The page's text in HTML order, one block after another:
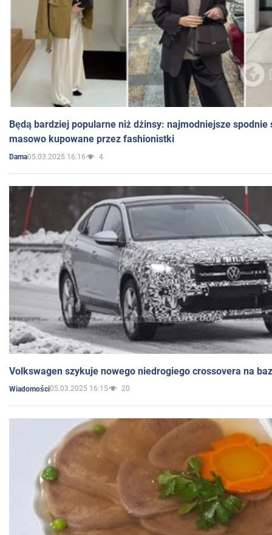
Będą bardziej popularne niż dżinsy: najmodniejsze spodnie
masowo kupowane przez fashionistki
Dama05.03.2025 16:16 4
Volkswagen szykuje nowego niedrogiego crossovera na
Wiadomości05.03.2025 16:15 20